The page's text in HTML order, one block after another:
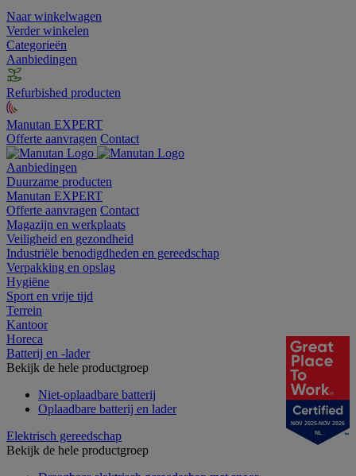
Naar winkelwagen
Verder winkelen
Categorieën
Aanbiedingen
Refurbished producten
Manutan EXPERT
Offerte aanvragen Contact
Aanbiedingen
Duurzame producten
Manutan EXPERT
Offerte aanvragen Contact
Magazijn en werkplaats
Veiligheid en gezondheid
Industriële benodigdheden en gereedschap
Verpakking en opslag
Hygiëne
Sport en vrije tijd
Terrein
Kantoor
Horeca
Batterij en -lader
Bekijk de hele productgroep
Niet-oplaadbare batterij
Oplaadbare batterij en lader
Elektrisch gereedschap
Bekijk de hele productgroep
NOV 2025-NOV 2026
NL